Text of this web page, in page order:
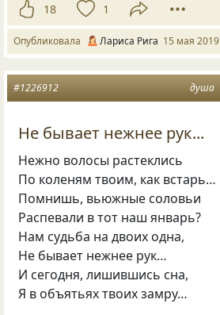
18 1
Опубликовала Лариса Рига 15 мая 2019
душа
#1226912
Не бывает нежнее рук...
Нежно волосы растеклись
По коленям твоим, как встарь…
Помнишь, вьюжные соловьи
Распевали в тот наш январь?
Нам судьба на двоих одна,
Не бывает нежнее рук…
И сегодня, лишившись сна,
Я в объятьях твоих замру…